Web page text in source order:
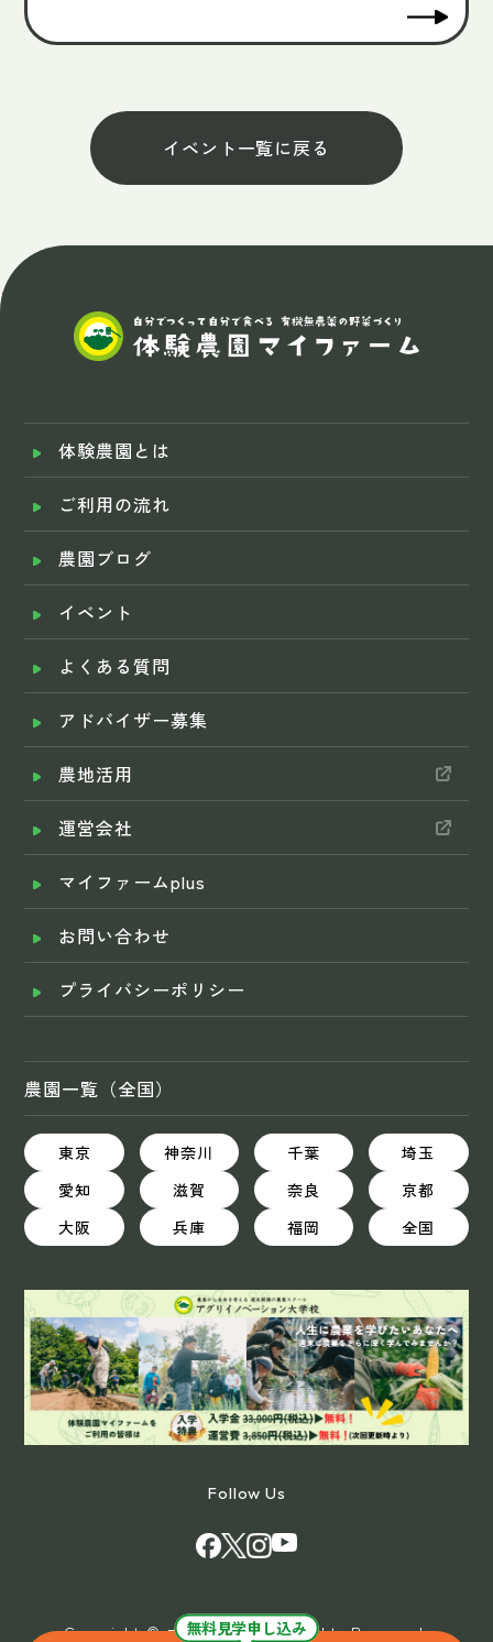
無料見学申し込み
イベント一覧に戻る
体験農園とは
ご利用の流れ
農園ブログ
イベント
よくある質問
アドバイザー募集
農地活用
運営会社
マイファームplus
お問い合わせ
プライバシーポリシー
農園一覧（全国）
東京 神奈川 千葉
埼玉
愛知
滋賀 奈良
京都
大阪
兵庫 福岡 全国
Follow Us
Copyright © マイファーム All Rights Reserved.